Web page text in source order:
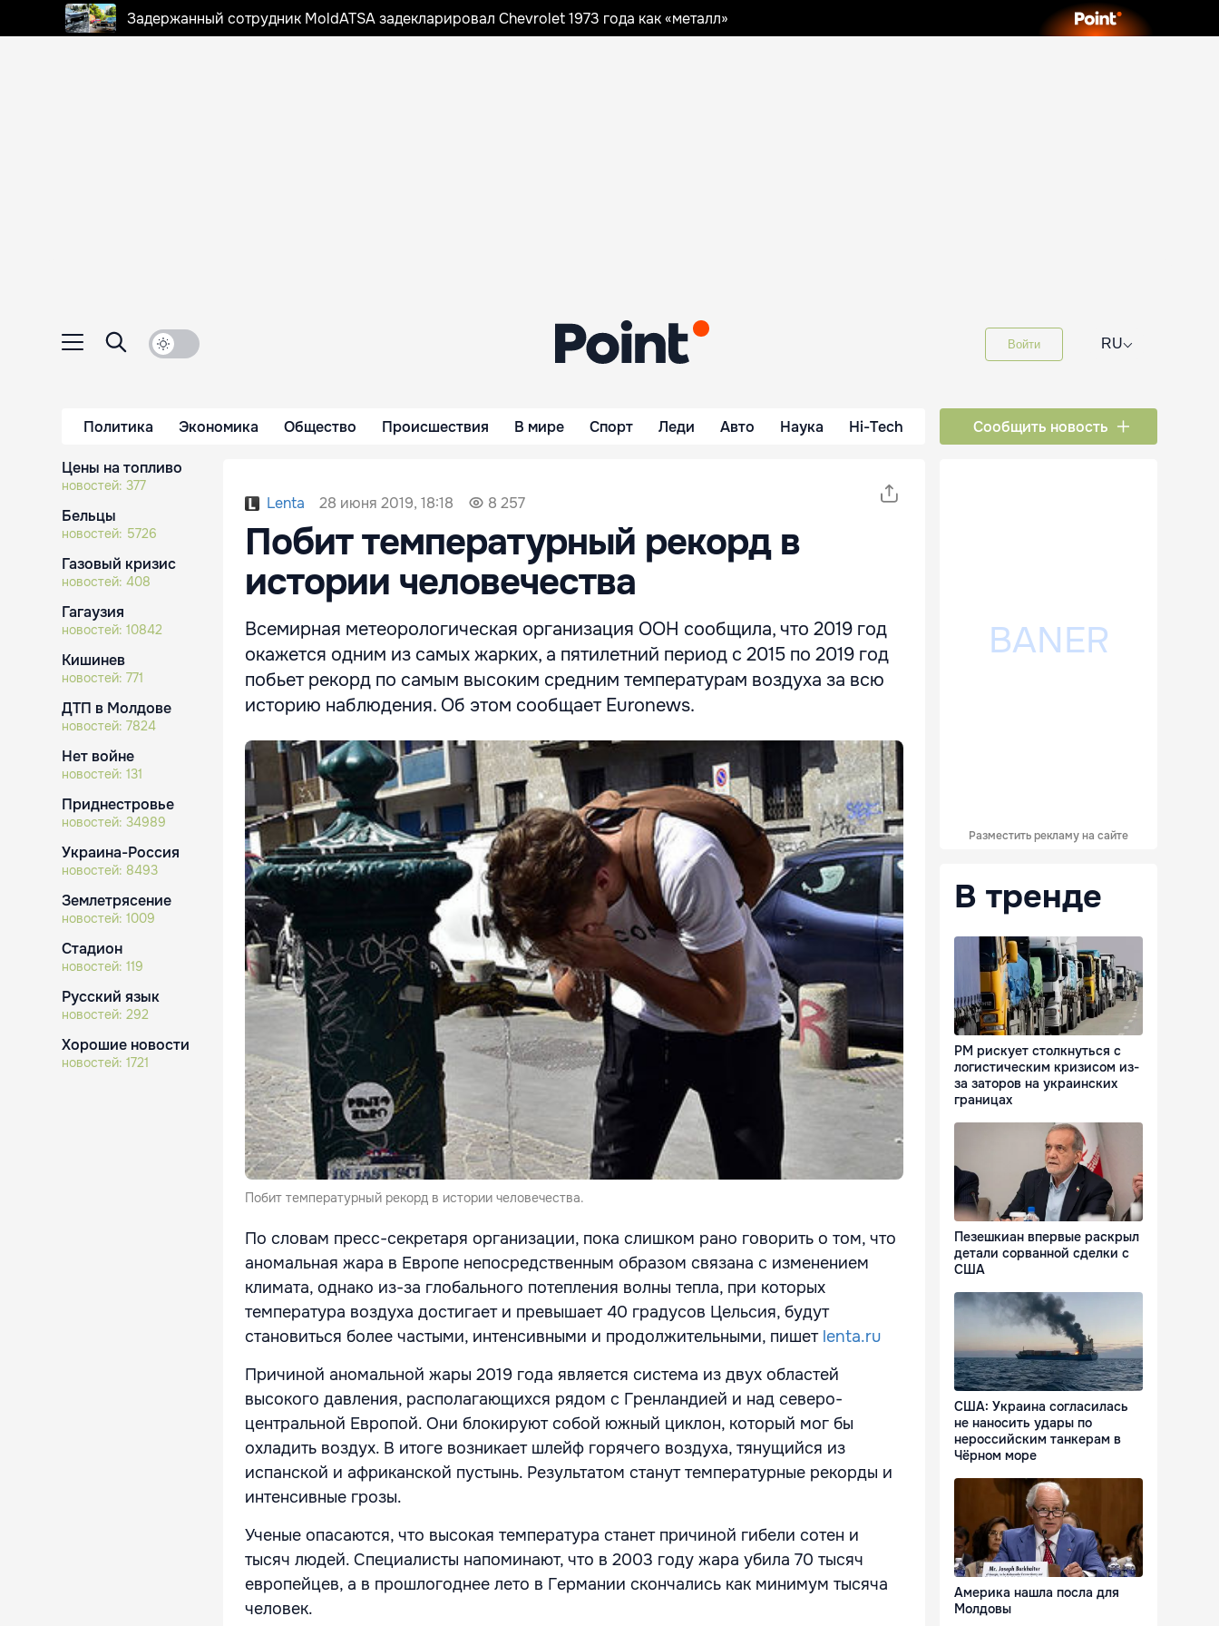
Задержанный сотрудник MoldATSA задекларировал Chevrolet 1973 года как «металл»
Войти RU⌵
Политика Экономика Общество Происшествия В мире Спорт Леди Авто Наука Hi-Tech Сообщить новость
Цены на топливо
новостей: 377
Бельцы
новостей: 5726
Газовый кризис
новостей: 408
Гагаузия
новостей: 10842
Кишинев
новостей: 771
ДТП в Молдове
новостей: 7824
Нет войне
новостей: 131
Приднестровье
новостей: 34989
Украина-Россия
новостей: 8493
Землетрясение
новостей: 1009
Стадион
новостей: 119
Русский язык
новостей: 292
Хорошие новости
новостей: 1721
Lenta 28 июня 2019, 18:18 8 257
Побит температурный рекорд в
истории человечества
Всемирная метеорологическая организация ООН сообщила, что 2019 год
окажется одним из самых жарких, а пятилетний период с 2015 по 2019 год
побьет рекорд по самым высоким средним температурам воздуха за всю
историю наблюдения. Об этом сообщает Euronews.
Побит температурный рекорд в истории человечества.
По словам пресс-секретаря организации, пока слишком рано говорить о том, что
аномальная жара в Европе непосредственным образом связана с изменением
климата, однако из-за глобального потепления волны тепла, при которых
температура воздуха достигает и превышает 40 градусов Цельсия, будут
становиться более частыми, интенсивными и продолжительными, пишетlenta.ru
Причиной аномальной жары 2019 года является система из двух областей
высокого давления, располагающихся рядом с Гренландией и над северо-
центральной Европой. Они блокируют собой южный циклон, который мог бы
охладить воздух. В итоге возникает шлейф горячего воздуха, тянущийся из
испанской и африканской пустынь. Результатом станут температурные рекорды и
интенсивные грозы.
Ученые опасаются, что высокая температура станет причиной гибели сотен и
тысяч людей. Специалисты напоминают, что в 2003 году жара убила 70 тысяч
европейцев, а в прошлогоднее лето в Германии скончались как минимум тысяча
человек.
Разместить рекламу на сайте
В тренде
РМ рискует столкнуться с
логистическим кризисом из-
за заторов на украинских
границах
Пезешкиан впервые раскрыл
детали сорванной сделки с
США
США: Украина согласилась
не наносить удары по
нероссийским танкерам в
Чёрном море
Америка нашла посла для
Молдовы